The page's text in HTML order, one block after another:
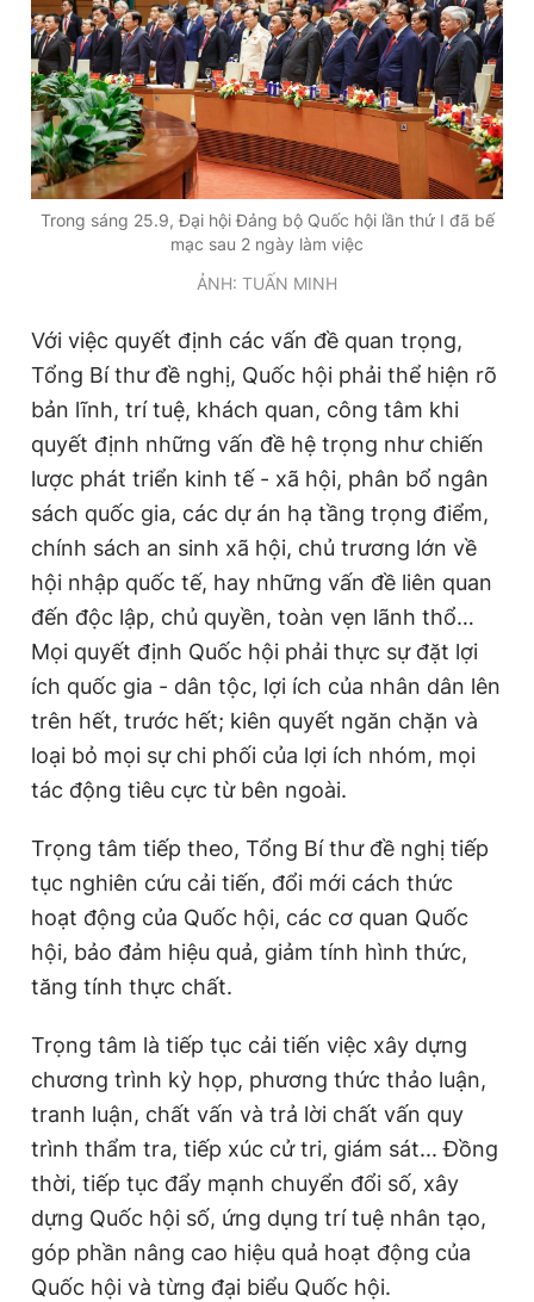
Trong sáng 25.9, Đại hội Đảng bộ Quốc hội lần thứ I đã bế
mạc sau 2 ngày làm việc
ẢNH: TUẤN MINH
Với việc quyết định các vấn đề quan trọng,
Tổng Bí thư đề nghị, Quốc hội phải thể hiện rõ
bản lĩnh, trí tuệ, khách quan, công tâm khi
quyết định những vấn đề hệ trọng như chiến
lược phát triển kinh tế - xã hội, phân bổ ngân
sách quốc gia, các dự án hạ tầng trọng điểm,
chính sách an sinh xã hội, chủ trương lớn về
hội nhập quốc tế, hay những vấn đề liên quan
đến độc lập, chủ quyền, toàn vẹn lãnh thổ…
Mọi quyết định Quốc hội phải thực sự đặt lợi
ích quốc gia - dân tộc, lợi ích của nhân dân lên
trên hết, trước hết; kiên quyết ngăn chặn và
loại bỏ mọi sự chi phối của lợi ích nhóm, mọi
tác động tiêu cực từ bên ngoài.
Trọng tâm tiếp theo, Tổng Bí thư đề nghị tiếp
tục nghiên cứu cải tiến, đổi mới cách thức
hoạt động của Quốc hội, các cơ quan Quốc
hội, bảo đảm hiệu quả, giảm tính hình thức,
tăng tính thực chất.
Trọng tâm là tiếp tục cải tiến việc xây dựng
chương trình kỳ họp, phương thức thảo luận,
tranh luận, chất vấn và trả lời chất vấn quy
trình thẩm tra, tiếp xúc cử tri, giám sát... Đồng
thời, tiếp tục đẩy mạnh chuyển đổi số, xây
dựng Quốc hội số, ứng dụng trí tuệ nhân tạo,
góp phần nâng cao hiệu quả hoạt động của
Quốc hội và từng đại biểu Quốc hội.